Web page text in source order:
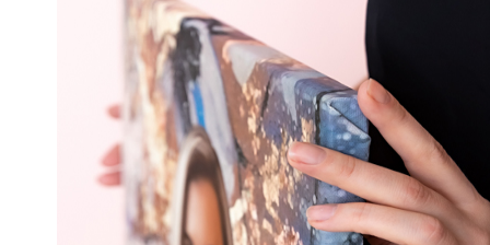
Ваш город:
Ваш регион доставки
Выберите из списка:
10х15
13х18
15х15
15х20
20х20
20х30
30х30
30х40
А4
Фото